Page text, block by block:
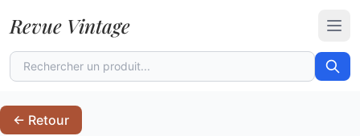
Revue Vintage
← Retour